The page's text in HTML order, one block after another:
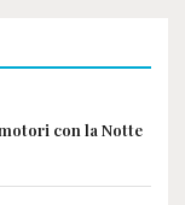
con la Notte